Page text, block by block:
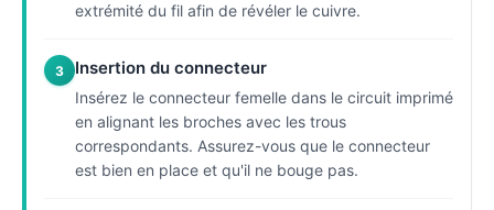
extrémité du fil afin de révéler le cuivre.
3 Insertion du connecteur
Insérez le connecteur femelle dans le circuit imprimé
en alignant les broches avec les trous
correspondants. Assurez-vous que le connecteur
est bien en place et qu'il ne bouge pas.